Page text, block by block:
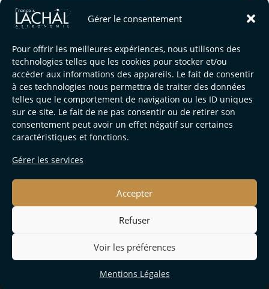
Gérer le consentement
Pour offrir les meilleures expériences, nous utilisons des
technologies telles que les cookies pour stocker et/ou
accéder aux informations des appareils. Le fait de consentir
à ces technologies nous permettra de traiter des données
telles que le comportement de navigation ou les ID uniques
sur ce site. Le fait de ne pas consentir ou de retirer son
consentement peut avoir un effet négatif sur certaines
caractéristiques et fonctions.
Gérer les services
Accepter
Refuser
Voir les préférences
Mentions Légales
Promotion sur des produits d'astronomie pour la période de noël
Offre Noël
abclt 30/11/2023
Toutes les publications
0 commentaire
Promotion de Noël Plongez dans la magie de Noël avec des
promotions exceptionnelles sur des instruments et du
matériel d'astronomie chez Lachal Astronomie à Bergerac !
Du 1er au 31…
Copyright François Lachal Astronomie